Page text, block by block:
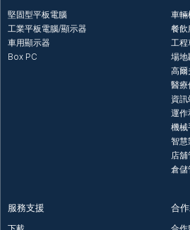
堅固型平板電腦
工業平板電腦/顯示器
車用顯示器
Box PC
車輛
餐飲
工程
場地
高爾
醫療
資訊
運作
機械
智慧
店舖
倉儲
服務支援 合